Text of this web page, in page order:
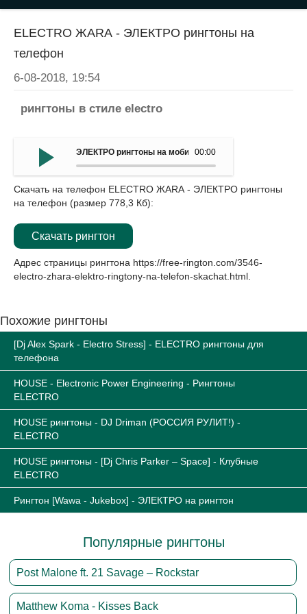
ELECTRO ЖАRА - ЭЛЕКТРО рингтоны на
телефон
6-08-2018, 19:54
рингтоны в стиле electro
00:00
ЭЛЕКТРО рингтоны на мобильный - ELECTRO ЖАRА
Скачать на телефон ELECTRO ЖАRА - ЭЛЕКТРО рингтоны
на телефон (размер 778,3 Кб):
Скачать рингтон
Адрес страницы рингтона https://free-rington.com/3546-
electro-zhara-elektro-ringtony-na-telefon-skachat.html
Похожие рингтоны
[Dj Alex Spark - Electro Stress] - ELECTRO рингтоны для
телефона
HOUSE - Electronic Power Engineering - Рингтоны
ELECTRO
HOUSE рингтоны - DJ Driman (РОССИЯ РУЛИТ!) -
ELECTRO
HOUSE рингтоны - [Dj Chris Parker – Space] - Клубные
ELECTRO
Рингтон [Wawa - Jukebox] - ЭЛЕКТРО на рингтон
Популярные рингтоны
Post Malone ft. 21 Savage – Rockstar
Matthew Koma - Kisses Back